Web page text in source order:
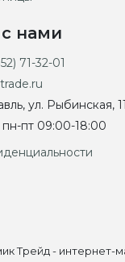
с нами
71-32-01
ул. Рыбинская,
пн-пт 09:00-18:00
Трейд - интернет-